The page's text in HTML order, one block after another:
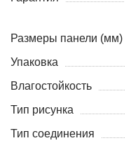
Размеры панели (мм)
Упаковка
Влагостойкость
Тип рисунка
Тип соединения